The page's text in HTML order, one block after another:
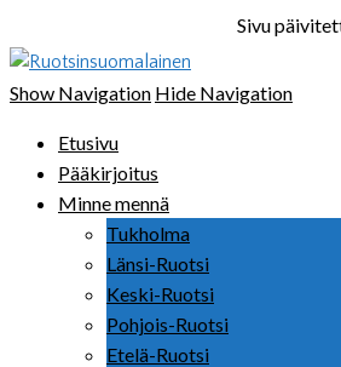
Sivu
Show Navigation Hide Navigation
Etusivu
Pääkirjoitus
Minne mennä
Tukholma
Länsi-Ruotsi
Keski-Ruotsi
Pohjois-Ruotsi
Etelä-Ruotsi